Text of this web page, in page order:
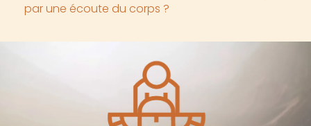
par une écoute du corps ?